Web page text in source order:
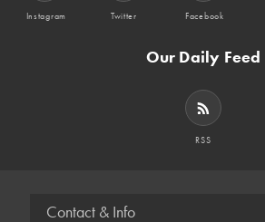
Instagram Twitter Facebook
Our Daily Feed
RSS
Contact & Info